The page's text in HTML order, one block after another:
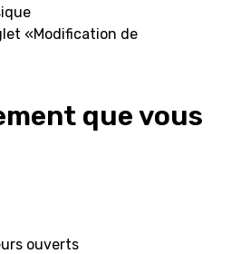
«Modification de
que vous
ouverts